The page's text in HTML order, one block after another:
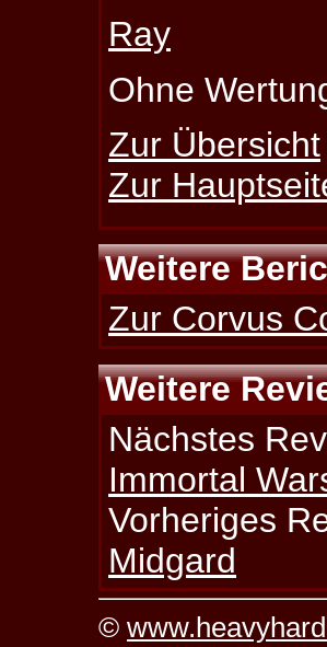
Ray
Ohne
Zur Übersicht
Zur
Weitere
Zur Corvus
Weitere
Nächstes
Immortal
Vorheriges
Midgard
©